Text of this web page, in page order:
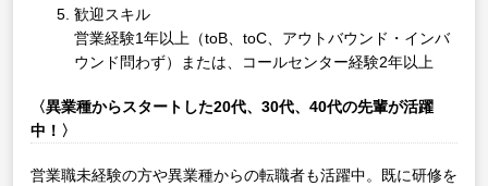
歓迎スキル
営業経験1年以上（toB、toC、アウトバウンド・インバ
ウンド問わず）または、コールセンター経験2年以上
〈異業種からスタートした20代、30代、40代の先輩が活躍
中！〉
営業職未経験の方や異業種からの転職者も活躍中。既に研修を